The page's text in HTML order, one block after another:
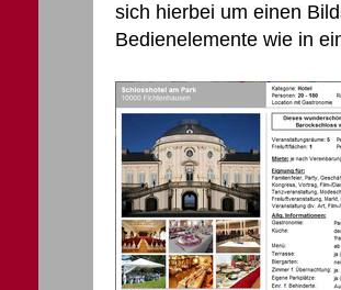
sich hierbei um einen
Bedienelemente wie in